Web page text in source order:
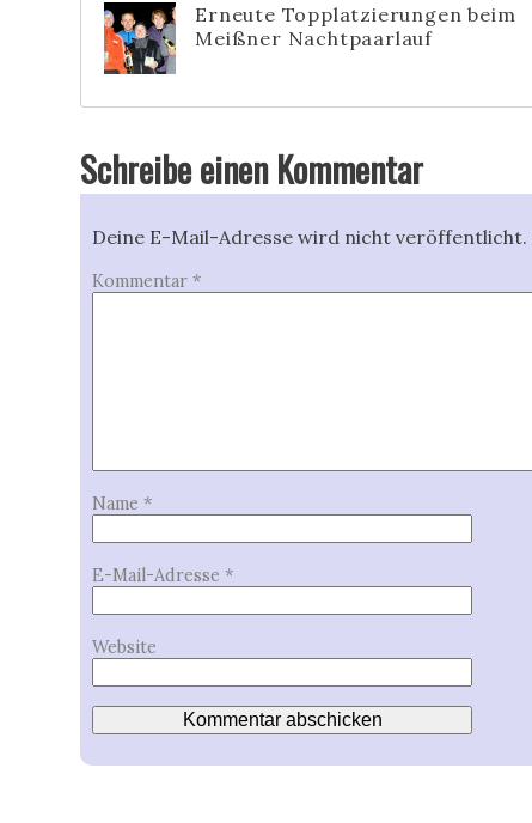
Erneute Topplatzierungen beim
Meißner Nachtpaarlauf
Schreibe einen Kommentar
Deine E-Mail-Adresse wird nicht veröffentlicht.
Kommentar*
Name*
E-Mail-Adresse*
Website